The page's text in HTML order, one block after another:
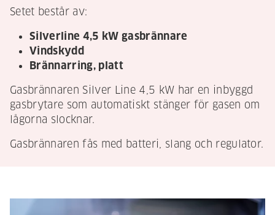
Setet består av:
Silverline 4,5 kW gasbrännare
Vindskydd
Brännarring, platt
Gasbrännaren Silver Line 4,5 kW har en inbyggd
gasbrytare som automatiskt stänger för gasen om
lågorna slocknar.
Gasbrännaren fås med batteri, slang och regulator.